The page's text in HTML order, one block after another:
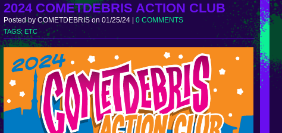
2024 COMETDEBRIS ACTION CLUB
Posted by COMETDEBRIS on 01/25/24 | 0 COMMENTS
TAGS:ETC